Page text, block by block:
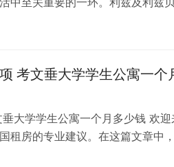
所卓越的…
考文垂大学学生公寓一个
大学学生公寓一个月多少钱 欢
租房的专业建议。在这篇文章中
事项，以…